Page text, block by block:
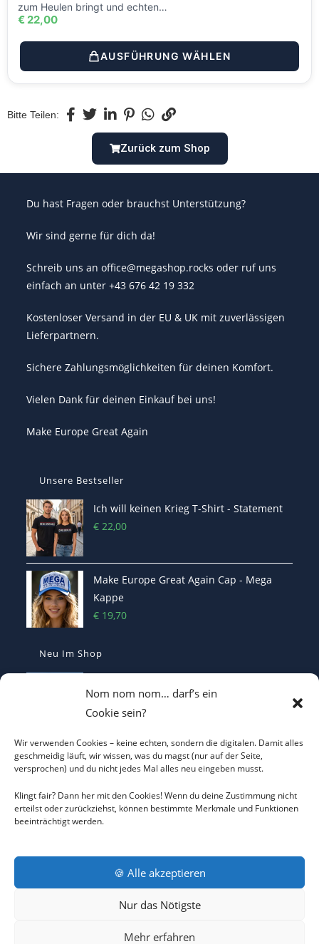
Nom nom nom… darf’s ein
Cookie sein?
Wir verwenden Cookies – keine echten, sondern die digitalen. Damit alles
geschmeidig läuft, wir wissen, was du magst (nur auf der Seite,
versprochen) und du nicht jedes Mal alles neu eingeben musst.
Klingt fair? Dann her mit den Cookies! Wenn du deine Zustimmung nicht
erteilst oder zurückziehst, können bestimmte Merkmale und Funktionen
beeinträchtigt werden.
🍪 Alle akzeptieren
Nur das Nötigste
Mehr erfahren
zum Heulen bringt und echten…
€ 22,00
AUSFÜHRUNG WÄHLEN
Bitte Teilen:
Zurück zum Shop
Du hast Fragen oder brauchst Unterstützung?
Wir sind gerne für dich da!
Schreib uns an office@megashop.rocks oder ruf uns
einfach an unter +43 676 42 19 332
Kostenloser Versand in der EU & UK mit zuverlässigen
Lieferpartnern.
Sichere Zahlungsmöglichkeiten für deinen Komfort.
Vielen Dank für deinen Einkauf bei uns!
Make Europe Great Again
Unsere Bestseller
Ich will keinen Krieg T-Shirt - Statement
€ 22,00
Make Europe Great Again Cap - Mega
Kappe
€ 19,70
Neu Im Shop
Hysterikern für Schnappatmung
€22,00
Casquette Je Suis Marine – Trucker Cap
€19,70
ICH WILL KEINEN KRIEG Trucker Cap –
€19,70
DATENSCHUTZERKLÄRUNG